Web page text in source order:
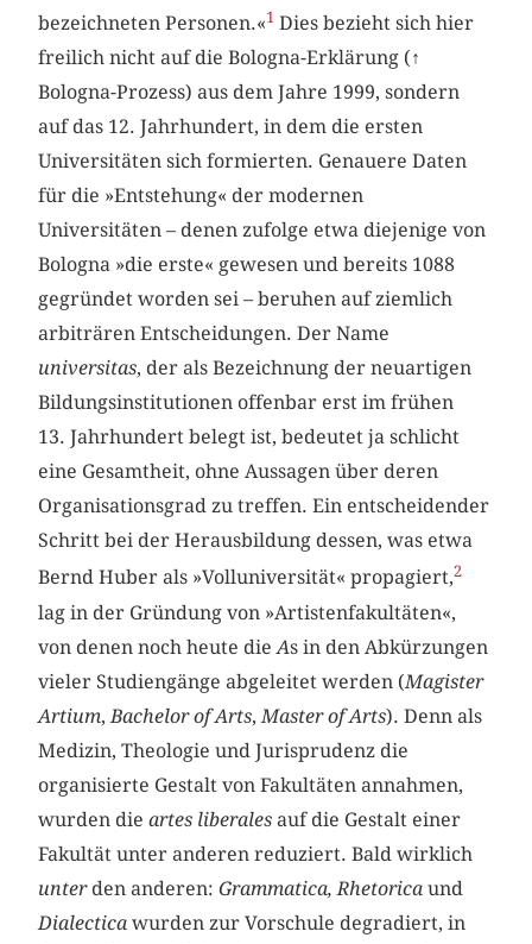
bezeichneten Personen.«1 Dies bezieht sich hier
freilich nicht auf die Bologna-Erklärung (↑
Bologna-Prozess) aus dem Jahre 1999, sondern
auf das 12. Jahrhundert, in dem die ersten
Universitäten sich formierten. Genauere Daten
für die »Entstehung« der modernen
Universitäten – denen zufolge etwa diejenige von
Bologna »die erste« gewesen und bereits 1088
gegründet worden sei – beruhen auf ziemlich
arbiträren Entscheidungen. Der Name
universitas, der als Bezeichnung der neuartigen
Bildungsinstitutionen offenbar erst im frühen
13. Jahrhundert belegt ist, bedeutet ja schlicht
eine Gesamtheit, ohne Aussagen über deren
Organisationsgrad zu treffen. Ein entscheidender
Schritt bei der Herausbildung dessen, was etwa
Bernd Huber als »Volluniversität« propagiert,2
lag in der Gründung von »Artistenfakultäten«,
von denen noch heute dieAs in den Abkürzungen
vieler Studiengänge abgeleitet werden (Magister
Artium, Bachelor of Arts, Master of Arts). Denn als
Medizin, Theologie und Jurisprudenz die
organisierte Gestalt von Fakultäten annahmen,
wurden dieartes liberalesauf die Gestalt einer
Fakultät unter anderen reduziert. Bald wirklich
unter den anderen:Grammatica, Rhetorica und
Dialectica wurden zur Vorschule degradiert, in